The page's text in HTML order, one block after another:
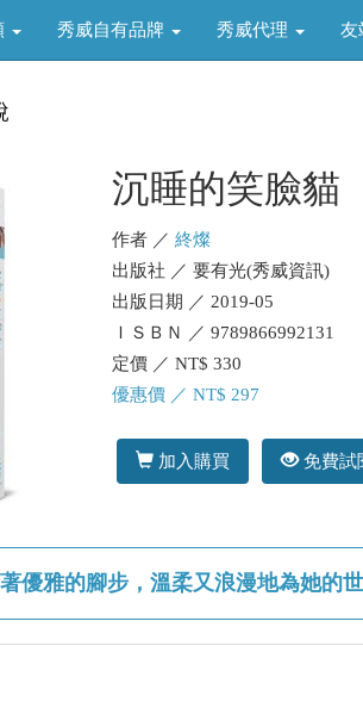
秀威自有品牌 秀威代理 友
沉睡的笑臉貓
作者 ／ 終燦
出版社 ／ 要有光(秀威資訊)
出版日期 ／ 2019-05
ＩＳＢＮ ／ 9789866992131
定價 ／ NT$ 330
優惠價 ／ NT$ 297
加入購買 免費試
優雅的腳步，溫柔又浪漫地為她的